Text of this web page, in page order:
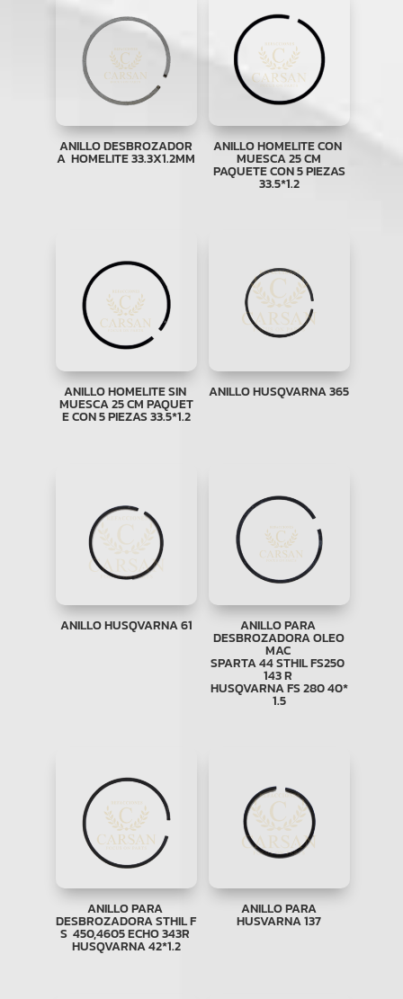
ANILLO DESBROZADOR
A HOMELITE 33.3X1.2MM
ANILLO HOMELITE CON
MUESCA 25 CM
PAQUETE CON 5 PIEZAS
33.5*1.2
ANILLO HOMELITE SIN
MUESCA 25 CM PAQUET
E CON 5 PIEZAS 33.5*1.2
ANILLO HUSQVARNA 365
ANILLO HUSQVARNA 61 ANILLO PARA
DESBROZADORA OLEO
MAC
SPARTA 44 STHIL FS250
143 R
HUSQVARNA FS 280 40*
1.5
ANILLO PARA
DESBROZADORA STHIL F
S 450,4605 ECHO 343R
HUSQVARNA 42*1.2
ANILLO PARA
HUSVARNA 137